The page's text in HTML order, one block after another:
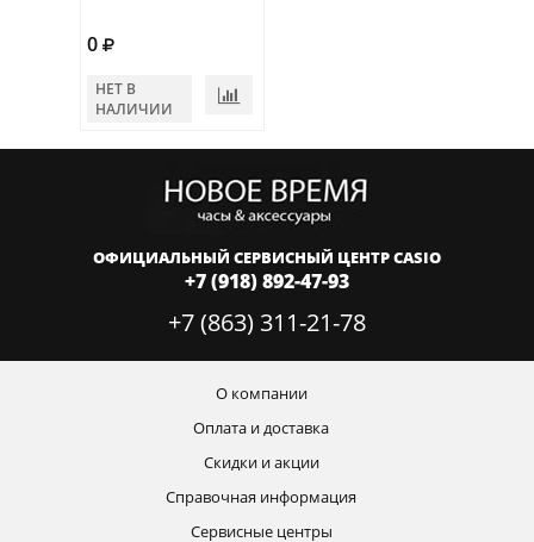
0
НЕТ В
НАЛИЧИИ
ОФИЦИАЛЬНЫЙ СЕРВИСНЫЙ ЦЕНТР CASIO
+7 (918) 892-47-93
+7 (863) 311-21-78
О компании
Оплата и доставка
Скидки и акции
Справочная информация
Сервисные центры